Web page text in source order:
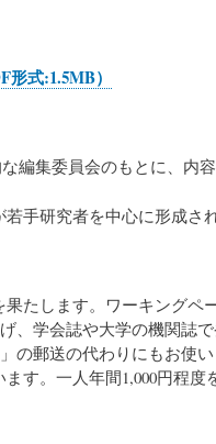
式:1.5MB）
編集委員会のもとに、内
若手研究者を中心に形成さ
たします。ワーキング
、学会誌や大学の機関誌
郵送の代わりにもお使い
す。一人年間1,000円程